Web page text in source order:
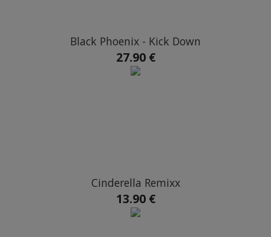
Black Phoenix - Kick Down
27.90 €
Cinderella Remixx
13.90 €